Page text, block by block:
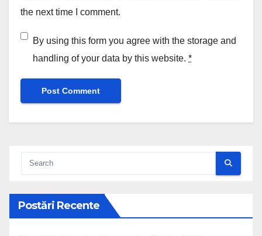
the next time I comment.
By using this form you agree with the storage and
handling of your data by this website. *
Postări Recente